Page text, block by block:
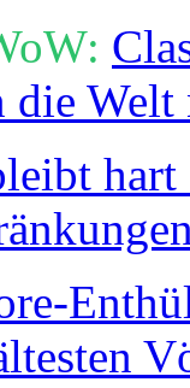
die